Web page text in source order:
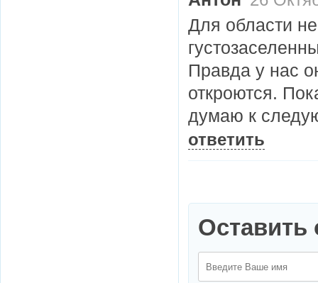
Для области
Правда у нас
откроются.
думаю к
ответить
Оставить